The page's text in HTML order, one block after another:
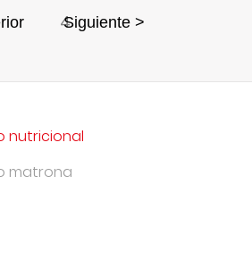
4
Siguiente >
nutricional
matrona